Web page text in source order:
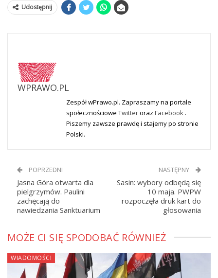
Udostępnij
WPRAWO.PL
Zespół wPrawo.pl. Zapraszamy na portale
społecznościowe Twitteroraz Facebook .
Piszemy zawsze prawdę i stajemy po stronie
Polski.
POPRZEDNI
Jasna Góra otwarta dla
pielgrzymów. Paulini
zachęcają do
nawiedzania Sanktuarium
NASTĘPNY
Sasin: wybory odbędą się
10 maja. PWPW
rozpoczęła druk kart do
głosowania
MOŻE CI SIĘ SPODOBAĆ RÓWNIEŻ
WIADOMOŚCI